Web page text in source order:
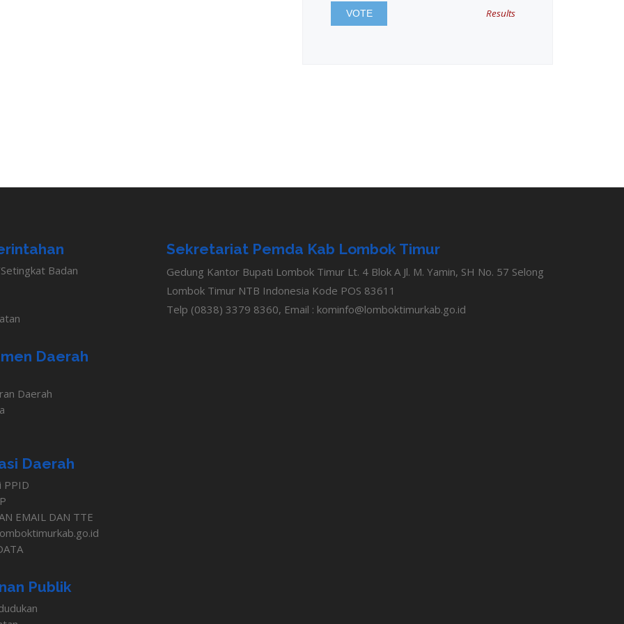
Results
Badan
Daerah
Daerah
Daerah
PPID
EMAIL DAN TTE
Publik
Sekretariat Pemda Kab Lombok Timur
Gedung Kantor Bupati Lombok Timur Lt. 4 Blok A Jl. M. Yamin, SH No. 57 Selong
Lombok Timur NTB Indonesia Kode POS 83611
Telp (0838) 3379 8360, Email : kominfo@lomboktimurkab.go.id